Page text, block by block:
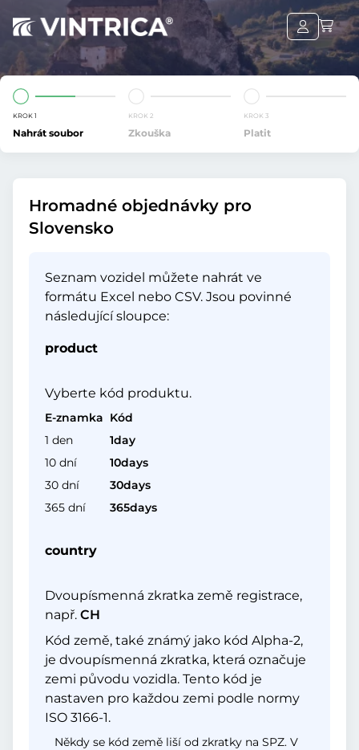
KROK 1
Nahrát soubor
KROK 2
Zkouška
KROK 3
Platit
Hromadné objednávky pro
Slovensko
Seznam vozidel můžete nahrát ve
formátu Excel nebo CSV. Jsou povinné
následující sloupce:
product
Vyberte kód produktu.
E-znamka Kód
1 den
1day
10 dní
10days
30 dní
30days
365 dní
365days
country
Dvoupísmenná zkratka země registrace,
např. CH
Kód země, také známý jako kód Alpha-2,
je dvoupísmenná zkratka, která označuje
zemi původu vozidla. Tento kód je
nastaven pro každou zemi podle normy
ISO 3166-1.
Někdy se kód země liší od zkratky na SPZ. V